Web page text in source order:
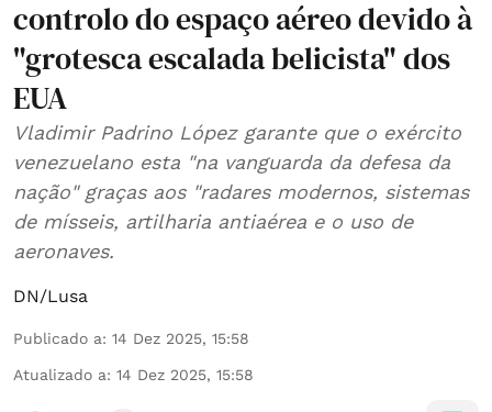
controlo do espaço aéreo devido à
"grotesca escalada belicista" dos
EUA
Vladimir Padrino López garante que o exército
venezuelano esta "na vanguarda da defesa da
nação" graças aos "radares modernos, sistemas
de mísseis, artilharia antiaérea e o uso de
aeronaves.
DN/Lusa
Publicado a: 14 Dez 2025, 15:58
Atualizado a: 14 Dez 2025, 15:58